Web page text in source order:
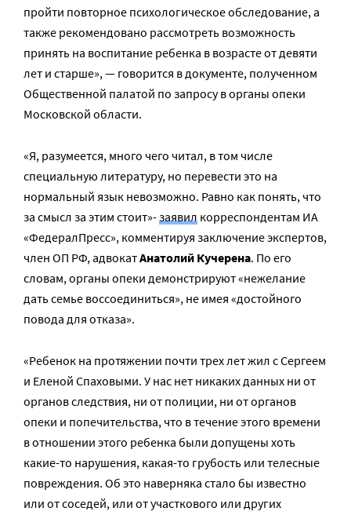
пройти повторное психологическое обследование, а
также рекомендовано рассмотреть возможность
принять на воспитание ребенка в возрасте от девяти
лет и старше», — говорится в документе, полученном
Общественной палатой по запросу в органы опеки
Московской области.
«Я, разумеется, много чего читал, в том числе
специальную литературу, но перевести это на
нормальный язык невозможно. Равно как понять, что
за смысл за этим стоит»-заявил корреспондентам ИА
«ФедералПресс», комментируя заключение экспертов,
член ОП РФ, адвокатАнатолий Кучерена. По его
словам, органы опеки демонстрируют «нежелание
дать семье воссоединиться», не имея «достойного
повода для отказа».
«Ребенок на протяжении почти трех лет жил с Сергеем
и Еленой Спаховыми. У нас нет никаких данных ни от
органов следствия, ни от полиции, ни от органов
опеки и попечительства, что в течение этого времени
в отношении этого ребенка были допущены хоть
какие-то нарушения, какая-то грубость или телесные
повреждения. Об это наверняка стало бы известно
или от соседей, или от участкового или других